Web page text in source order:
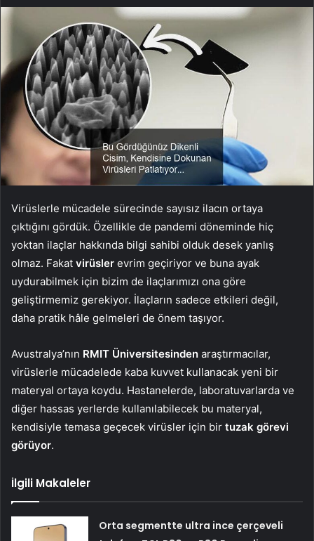
Virüslerle mücadele sürecinde sayısız ilacın ortaya
çıktığını gördük. Özellikle de pandemi döneminde hiç
yoktan ilaçlar hakkında bilgi sahibi olduk desek yanlış
olmaz. Fakat virüsler evrim geçiriyor ve buna ayak
uydurabilmek için bizim de ilaçlarımızı ona göre
geliştirmemiz gerekiyor. İlaçların sadece etkileri değil,
daha pratik hâle gelmeleri de önem taşıyor.
Avustralya’nın RMIT Üniversitesinden araştırmacılar,
virüslerle mücadelede kaba kuvvet kullanacak yeni bir
materyal ortaya koydu. Hastanelerde, laboratuvarlarda ve
diğer hassas yerlerde kullanılabilecek bu materyal,
kendisiyle temasa geçecek virüsler için bir tuzak görevi
görüyor.
İlgili Makaleler
Orta segmentte ultra ince çerçeveli